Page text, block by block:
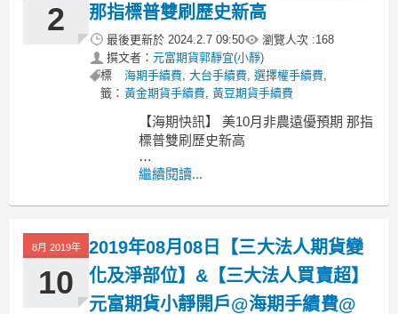
2
那指標普雙刷歷史新高
最後更新於 2024.2.7 09:50 瀏覽人次 :168
撰文者： 元富期貨郭靜宜(小靜)
標
籤：
海期手續費, 大台手續費, 選擇權手續費,
黃金期貨手續費, 黃豆期貨手續費
【海期快訊】 美10月非農遠優預期 那指
標普雙刷歷史新高
隨著 11 月份的到來，美股開局順利！週
層級談判取得原則共識的消息，提振華
500 指數本週第三度刷下歷史新高，那
斯達克指數也創下新高。
繼續閱讀...
8月 2019年
10
2019年08月08日【三大法人期貨變
化及淨部位】&【三大法人買賣超】
元富期貨小靜開戶@海期手續費@